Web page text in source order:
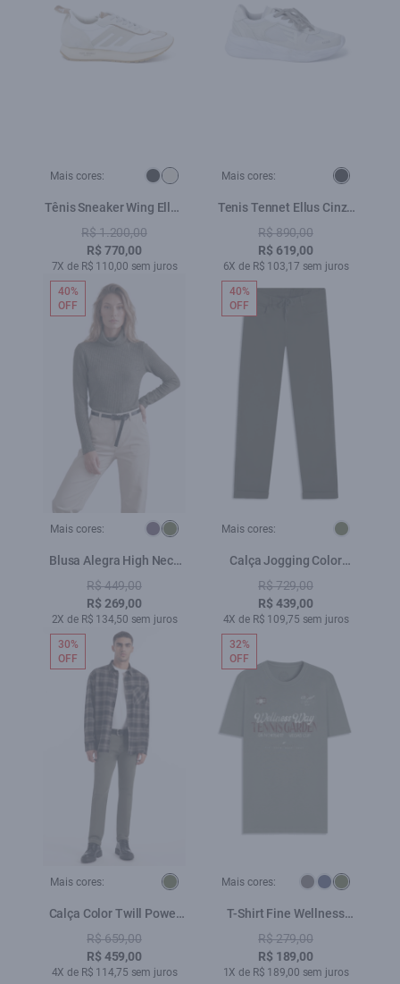
Mais cores:
Tênis Sneaker Wing Ellus
Off White
R$ 1.200,00
R$ 770,00
7X de R$ 110,00 sem juros
Mais cores:
Tenis Tennet Ellus Cinza
Claro
R$ 890,00
R$ 619,00
6X de R$ 103,17 sem juros
Mais cores:
Blusa Alegra High Neck
Verde Oliva
R$ 449,00
R$ 269,00
2X de R$ 134,50 sem juros
40%
OFF
Mais cores:
Calça Jogging Color
Verde Escuro
R$ 729,00
R$ 439,00
4X de R$ 109,75 sem juros
40%
OFF
Mais cores:
Calça Color Twill Power
Skinny Verde Escuro
R$ 659,00
R$ 459,00
4X de R$ 114,75 sem juros
30%
OFF
Mais cores:
T-Shirt Fine Wellness
Way Classic Verde Army
R$ 279,00
R$ 189,00
1X de R$ 189,00 sem juros
32%
OFF